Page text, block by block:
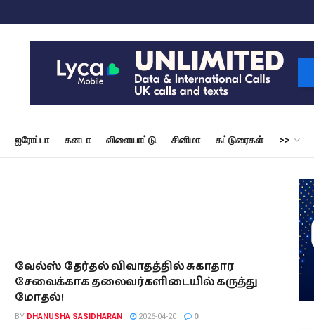
ஐரோப்பா கனடா விளையாட்டு சினிமா கட்டுரைகள் >>
வேல்ஸ் தேர்தல் விவாதத்தில் சுகாதார
சேவைக்காக தலைவர்களிடையில் கருத்து
மோதல்!
BY DHANUSHA SASIDHARAN 2026-04-20 0